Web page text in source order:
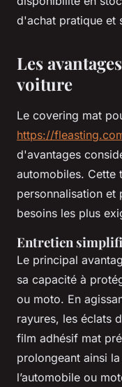
d'achat pratique et
Les
voiture
Le covering mat
https://
d'avantages
automobiles. Cette
personnalisation et
besoins les plus
Entretien
Le principal
sa capacité à
ou moto. En
rayures, les éclats
film adhésif mat
prolongeant ainsi
l’automobile ou